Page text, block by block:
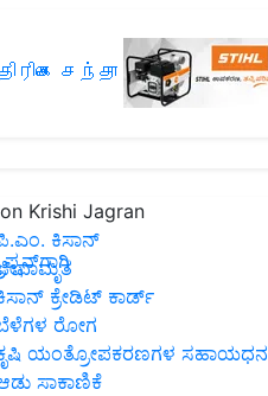
சந்தா
Krishi Jagran
ಕಿಸಾನ್
ಕ್ರೇಡಿಟ್ ಕಾರ್ಡ್
ರೋಗ
ಯಂತ್ರೋಪಕರಣಗಳ ಸಹಾಯಧನ
ಸಾಕಾಣಿಕೆ